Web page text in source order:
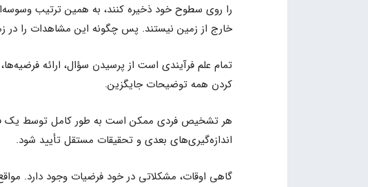
را روی سطوح خود ذخیره کنند، به همین ترتیب
خارج از زمین نیستند. پس چگونه این مشاهدات را در
تمام علم فرآیندی است از پرسیدن سؤال، ارائه
کردن همه توضیحات جایگزین.
هر تشخیص فردی ممکن است به طور کامل توسط یک
اندازه‌گیری‌های بعدی و تحقیقات مستقل تأیید شود.
گاهی اوقات، مشکلاتی در خود فرضیات وجود دارد.